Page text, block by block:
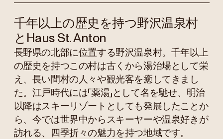
千年以上の歴史を持つ野沢温泉村
とHaus St. Anton
長野県の北部に位置する野沢温泉村。千年以上
の歴史を持つこの村は古くから湯治場として栄
え、長い間村の人々や観光客を癒してきまし
た。江戸時代には「薬湯」として名を馳せ、明治
以降はスキーリゾートとしても発展したことか
ら、今では世界中からスキーヤーや温泉好きが
訪れる、四季折々の魅力を持つ地域です。